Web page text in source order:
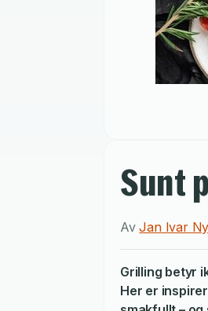
Sunt
AvJan Ivar
Grilling betyr
Her er